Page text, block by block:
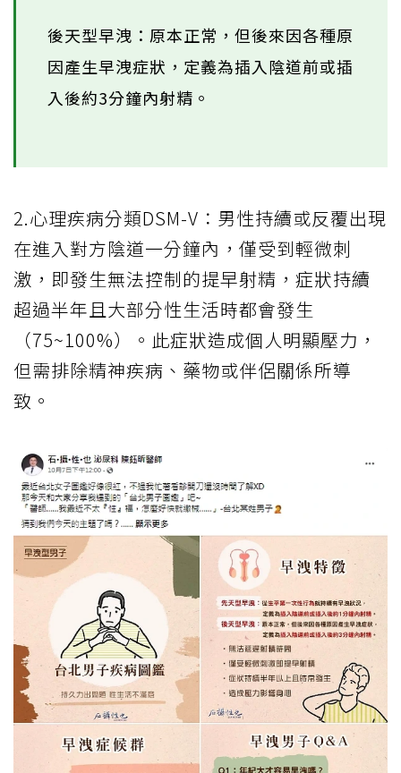
後天型早洩：原本正常，但後來因各種原
因產生早洩症狀，定義為插入陰道前或插
入後約3分鐘內射精。
2.心理疾病分類DSM-V：男性持續或反覆出現
在進入對方陰道一分鐘內，僅受到輕微刺
激，即發生無法控制的提早射精，症狀持續
超過半年且大部分性生活時都會發生
（75~100%）。此症狀造成個人明顯壓力，
但需排除精神疾病、藥物或伴侶關係所導
致。